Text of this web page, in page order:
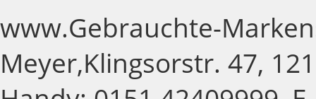
www.Gebrauchte-
Meyer,Klingsorstr. 47,